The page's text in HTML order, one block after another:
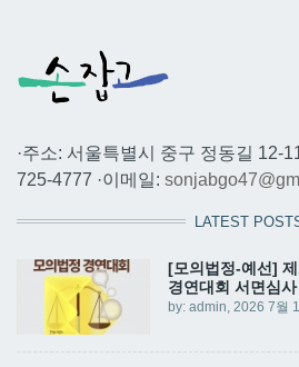
·주소: 서울특별시 중구 정동길 12-
725-4777 ·이메일:
LATEST
[모의법정-예선]
경연대회 서면심
by: admin, 2026 7월